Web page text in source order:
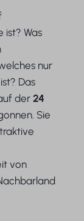
ist? Was
nur
Das
der24
Sie
von